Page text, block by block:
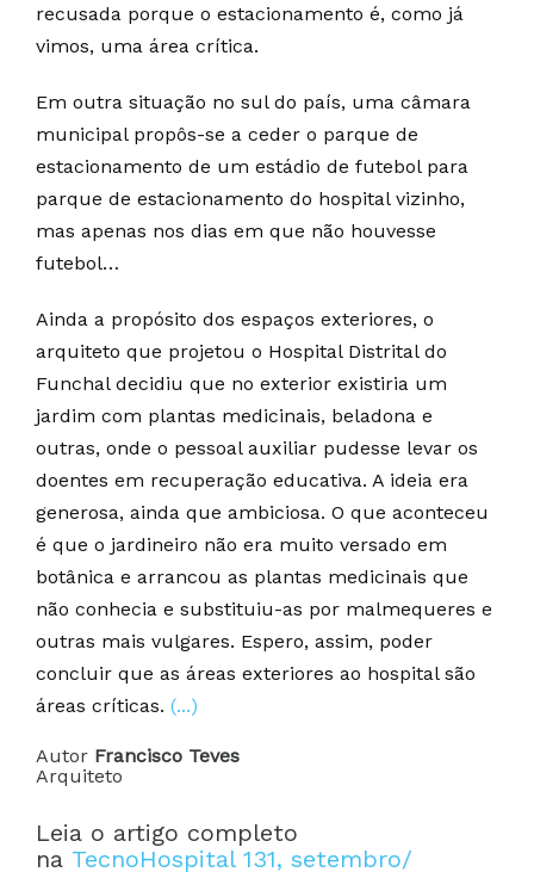
recusada porque o estacionamento é, como já
vimos, uma área crítica.
Em outra situação no sul do país, uma câmara
municipal propôs-se a ceder o parque de
estacionamento de um estádio de futebol para
parque de estacionamento do hospital vizinho,
mas apenas nos dias em que não houvesse
futebol…
Ainda a propósito dos espaços exteriores, o
arquiteto que projetou o Hospital Distrital do
Funchal decidiu que no exterior existiria um
jardim com plantas medicinais, beladona e
outras, onde o pessoal auxiliar pudesse levar os
doentes em recuperação educativa. A ideia era
generosa, ainda que ambiciosa. O que aconteceu
é que o jardineiro não era muito versado em
botânica e arrancou as plantas medicinais que
não conhecia e substituiu-as por malmequeres e
outras mais vulgares. Espero, assim, poder
concluir que as áreas exteriores ao hospital são
áreas críticas. (...)
Autor Francisco Teves
Arquiteto
Leia o artigo completo
na TecnoHospital 131, setembro/